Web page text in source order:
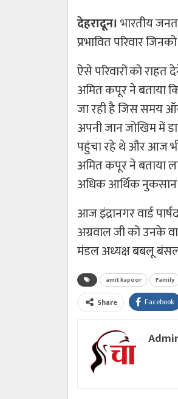
देहरादून। भारतीय
प्रभावित परिवार
ऐसे परिवारों को राहत
अमित कपूर ने बताया
जा रही है जिस समय
अपनी जान जोखिम में
पहुंचा रहे थे और आज
अमित कपूर ने बताया
अधिक आर्थिक नुकसान
आज इंद्रानगर वार्ड
अग्रवाल जी को उनके
मंडल अध्यक्ष बबलू बंसल
amit kapoor Family
Share Facebook